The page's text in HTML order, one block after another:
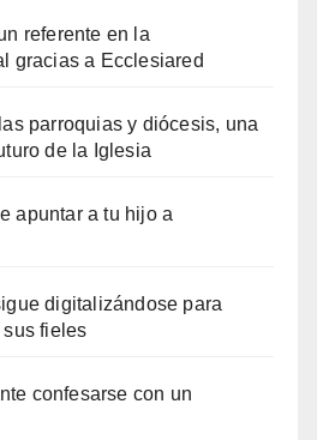
referente en la
gracias a Ecclesiared
parroquias y diócesis, una
de la Iglesia
apuntar a tu hijo a
digitalizándose para
fieles
confesarse con un